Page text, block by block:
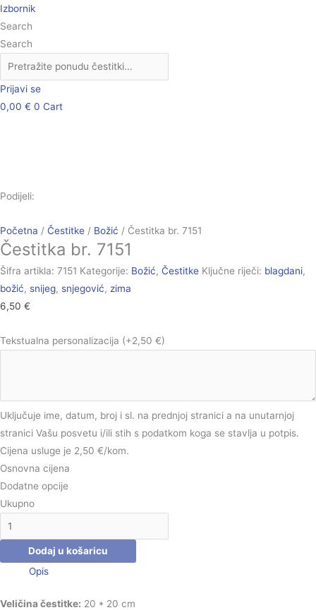
Skip
to
content
Izbornik
Search
Search
Prijavi se
0,00 € 0 Cart
Podijeli:
Početna / Čestitke / Božić / Čestitka br. 7151
Čestitka br. 7151
Šifra artikla: 7151 Kategorije: Božić, Čestitke Ključne riječi: blagdani,
božić, snijeg, snjegović, zima
6,50 €
Tekstualna personalizacija (+2,50 €)
Uključuje ime, datum, broj i sl. na prednjoj stranici a na unutarnjoj
stranici Vašu posvetu i/ili stih s podatkom koga se stavlja u potpis.
Cijena usluge je 2,50 €/kom.
Osnovna cijena
Dodatne opcije
Ukupno
Čestitka
br.
7151
količina
Dodaj u košaricu
Opis
Veličina čestitke: 20 * 20 cm